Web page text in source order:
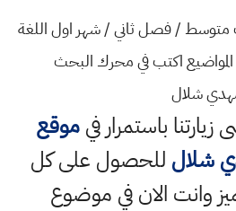
متوسط / فصل ثاني / شهر اول اللغة
المواضيع اكتب في محرك البحث
شلال
زيارتنا باستمرار فيموقع
شلال للحصول على كل
وانت الان في موضوع